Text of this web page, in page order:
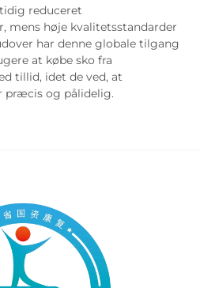
reduceret
mens høje kvalitetsstandarder
har denne globale tilgang
at købe sko fra
tillid, idet de ved, at
præcis og pålidelig.